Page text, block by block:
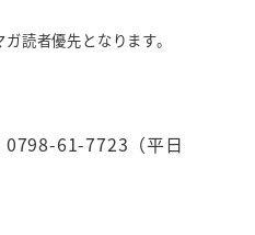
読者優先となります。
61-7723（平日